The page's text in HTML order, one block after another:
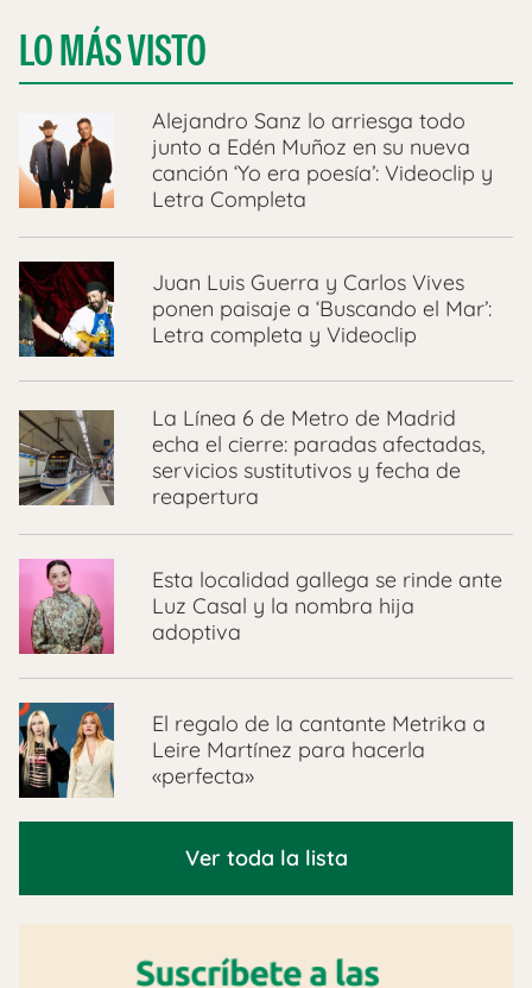
LO MÁS VISTO
Alejandro Sanz lo arriesga todo
junto a Edén Muñoz en su nueva
canción ‘Yo era poesía’: Videoclip y
Letra Completa
Juan Luis Guerra y Carlos Vives
ponen paisaje a ‘Buscando el Mar’:
Letra completa y Videoclip
La Línea 6 de Metro de Madrid
echa el cierre: paradas afectadas,
servicios sustitutivos y fecha de
reapertura
Esta localidad gallega se rinde ante
Luz Casal y la nombra hija
adoptiva
El regalo de la cantante Metrika a
Leire Martínez para hacerla
«perfecta»
Ver toda la lista